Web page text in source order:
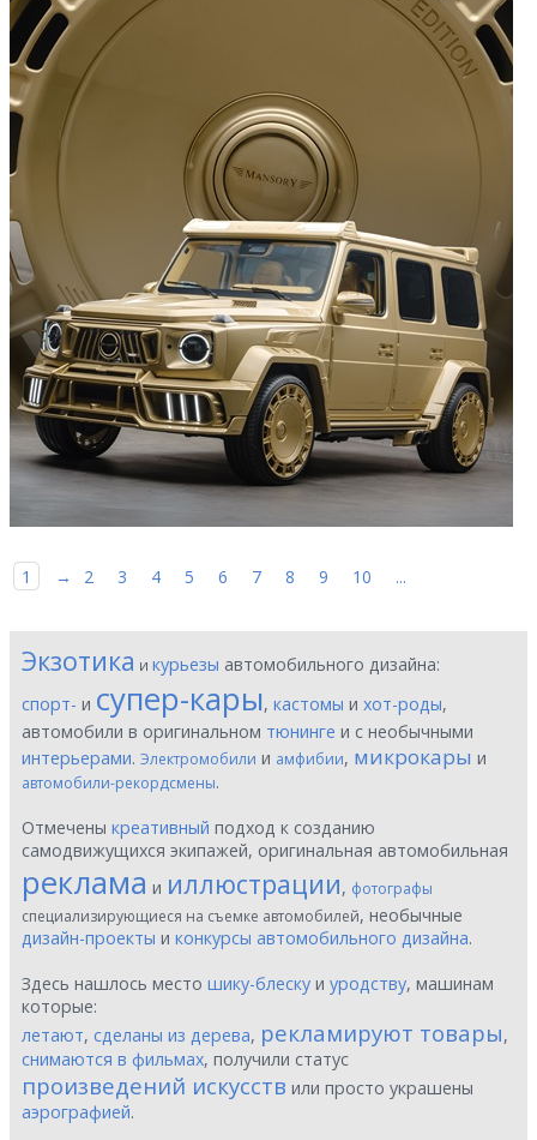
1 → 2 3 4 5 6 7 8 9 10 ...
Экзотика и курьезы автомобильного дизайна:
спорт- и супер-кары, кастомы и хот-роды,
автомобили в оригинальном тюнинге и с необычными
интерьерами. Электромобили и амфибии, микрокары и
автомобили-рекордсмены.
Отмечены креативный подход к созданию
самодвижущихся экипажей, оригинальная автомобильная
реклама и иллюстрации, фотографы
специализирующиеся на съемке автомобилей, необычные
дизайн-проекты и конкурсы автомобильного дизайна.
Здесь нашлось место шику-блеску и уродству, машинам
которые:
летают, сделаны из дерева, рекламируют товары,
снимаются в фильмах, получили статус
произведений искусств или просто украшены
аэрографией.